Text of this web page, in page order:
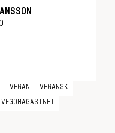
VEGAN VEGANSK
VEGOMAGASINET